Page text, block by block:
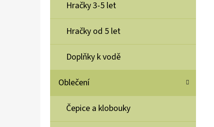
Hračky 3-5 let
Hračky od 5 let
Doplňky k vodě
Oblečení
Čepice a klobouky
TĚLOVÝ KRÉM CREMA CORPO, 250 ML